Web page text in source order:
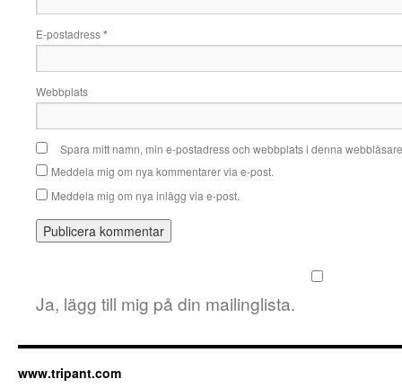
E-postadress*
Webbplats
Spara mitt namn, min e-postadress och webbplats i denna
Meddela mig om nya kommentarer via e-post.
Meddela mig om nya inlägg via e-post.
Ja, lägg till mig på din mailinglista.
www.tripant.com